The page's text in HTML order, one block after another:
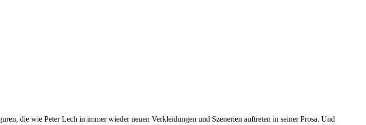
die wie Peter Lech in immer wieder neuen Verkleidungen und Szenerien auftreten in seiner Prosa. Und